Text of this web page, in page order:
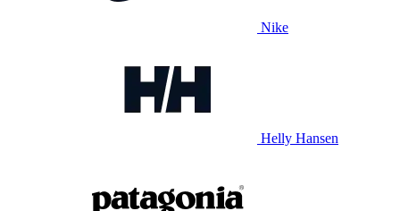
Nike
Helly Hansen